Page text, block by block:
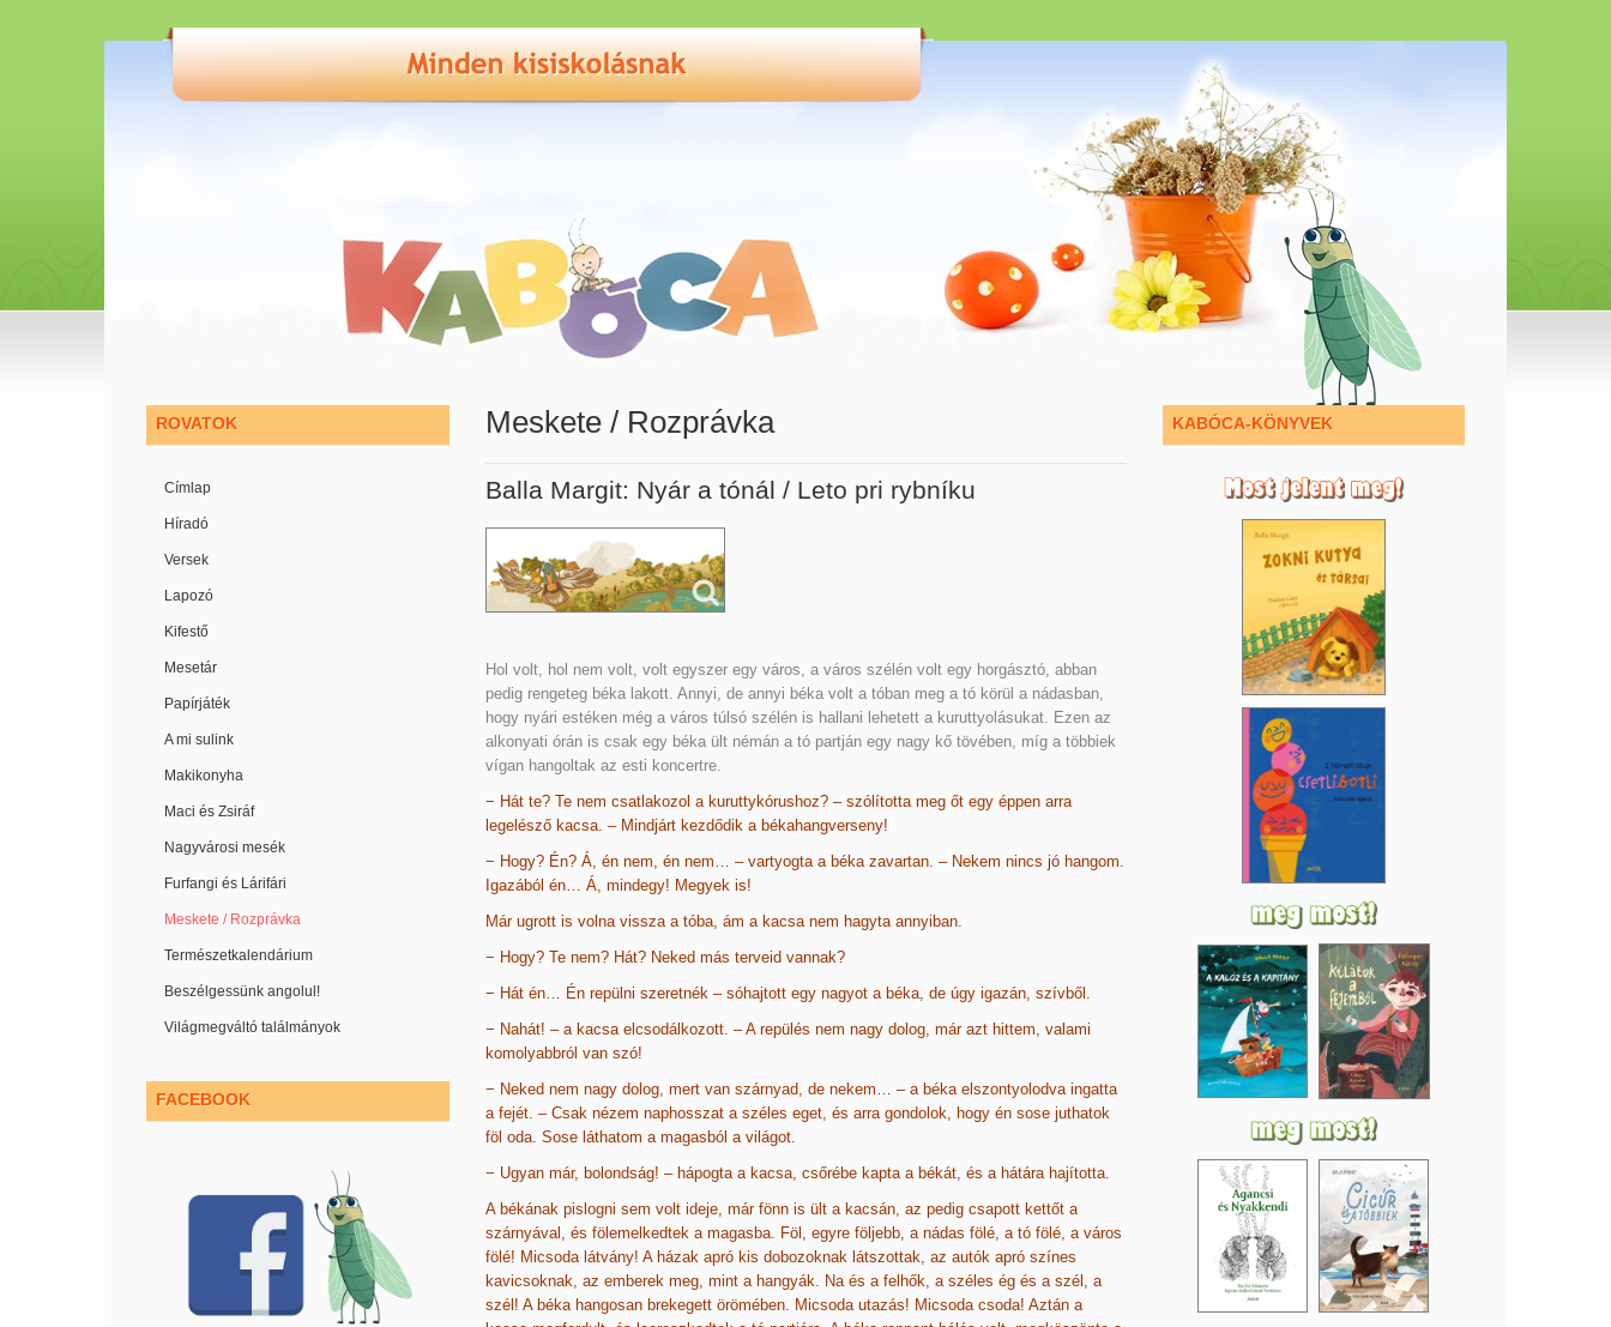
Meskete / Rozprávka
Balla Margit: Nyár a tónál / Leto pri rybníku
Hol volt, hol nem volt, volt egyszer egy város, a város szélén volt egy horgásztó, abban
pedig rengeteg béka lakott. Annyi, de annyi béka volt a tóban meg a tó körül a nádasban,
hogy nyári estéken még a város túlsó szélén is hallani lehetett a kuruttyolásukat. Ezen az
alkonyati órán is csak egy béka ült némán a tó partján egy nagy kő tövében, míg a többiek
vígan hangoltak az esti koncertre.
− Hát te? Te nem csatlakozol a kuruttykórushoz? – szólította meg őt egy éppen arra
legelésző kacsa. – Mindjárt kezdődik a békahangverseny!
− Hogy? Én? Á, én nem, én nem… – vartyogta a béka zavartan. – Nekem nincs jó hangom.
Igazából én… Á, mindegy! Megyek is!
Már ugrott is volna vissza a tóba, ám a kacsa nem hagyta annyiban.
− Hogy? Te nem? Hát? Neked más terveid vannak?
− Hát én… Én repülni szeretnék – sóhajtott egy nagyot a béka, de úgy igazán, szívből.
− Nahát! – a kacsa elcsodálkozott. – A repülés nem nagy dolog, már azt hittem, valami
komolyabbról van szó!
− Neked nem nagy dolog, mert van szárnyad, de nekem… – a béka elszontyolodva ingatta
a fejét. – Csak nézem naphosszat a széles eget, és arra gondolok, hogy én sose juthatok
föl oda. Sose láthatom a magasból a világot.
− Ugyan már, bolondság! – hápogta a kacsa, csőrébe kapta a békát, és a hátára hajította.
A békának pislogni sem volt ideje, már fönn is ült a kacsán, az pedig csapott kettőt a
szárnyával, és fölemelkedtek a magasba. Föl, egyre följebb, a nádas fölé, a tó fölé, a város
fölé! Micsoda látvány! A házak apró kis dobozoknak látszottak, az autók apró színes
kavicsoknak, az emberek meg, mint a hangyák. Na és a felhők, a széles ég és a szél, a
szél! A béka hangosan brekegett örömében. Micsoda utazás! Micsoda csoda! Aztán a
ROVATOK
Címlap
Híradó
Versek
Lapozó
Kifestő
Mesetár
Papírjáték
A mi sulink
Makikonyha
Maci és Zsiráf
Nagyvárosi mesék
Furfangi és Lárifári
Meskete / Rozprávka
Természetkalendárium
Beszélgessünk angolul!
Világmegváltó találmányok
FACEBOOK
KABÓCA-KÖNYVEK